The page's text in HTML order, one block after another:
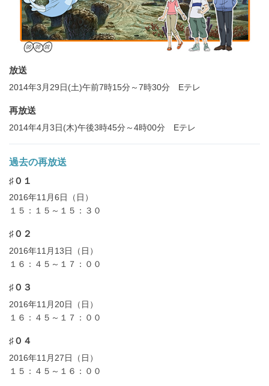
放送
2014年3月29日(土)午前7時15分～7時30分 Eテレ
再放送
2014年4月3日(木)午後3時45分～4時00分 Eテレ
過去の再放送
♯０１
2016年11月6日（日）
１５：１５～１５：３０
♯０２
2016年11月13日（日）
１６：４５～１７：００
♯０３
2016年11月20日（日）
１６：４５～１７：００
♯０４
2016年11月27日（日）
１５：４５～１６：００